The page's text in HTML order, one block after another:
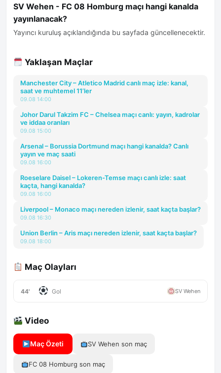
SV Wehen - FC 08 Homburg maçı hangi kanalda
yayınlanacak?
Yayıncı kuruluş açıklandığında bu sayfada güncellenecektir.
Yaklaşan Maçlar
Manchester City – Atletico Madrid canlı maç izle: kanal,
saat ve muhtemel 11’ler
09.08 14:00
Johor Darul Takzim FC – Chelsea maçı canlı: yayın, kadrolar
ve iddaa oranları
09.08 15:00
Arsenal – Borussia Dortmund maçı hangi kanalda? Canlı
yayın ve maç saati
09.08 16:00
Roeselare Daisel – Lokeren-Temse maçı canlı izle: saat
kaçta, hangi kanalda?
09.08 16:00
Liverpool – Monaco maçı nereden izlenir, saat kaçta başlar?
09.08 16:30
Union Berlin – Aris maçı nereden izlenir, saat kaçta başlar?
09.08 18:00
Maç Olayları
44' Gol SV Wehen
Video
Maç Özeti SV Wehen son maç
FC 08 Homburg son maç